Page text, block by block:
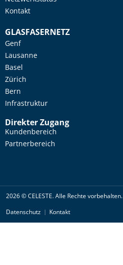
Kontakt
GLASFASERNETZ
Genf
Lausanne
Basel
Zürich
Bern
Infrastruktur
Direkter Zugang
Kundenbereich
Partnerbereich
2026 © CELESTE. Alle Rechte vorbehalten.
Datenschutz
Kontakt